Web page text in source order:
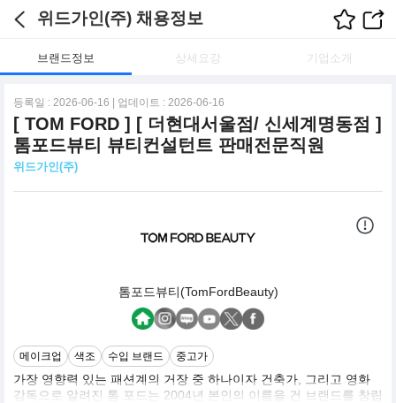
위드가인(주) 채용정보
브랜드정보 상세요강 기업소개
등록일 : 2026-06-16 | 업데이트 : 2026-06-16
[ TOM FORD ] [ 더현대서울점/ 신세계명동점 ]
톰포드뷰티 뷰티컨설턴트 판매전문직원
위드가인(주)
톰포드뷰티(TomFordBeauty)
메이크업 색조 수입 브랜드 중고가
가장 영향력 있는 패션계의 거장 중 하나이자 건축가, 그리고 영화
감독으로 알려진 톰 포드는 2004년 본인의 이름을 건 브랜드를 창립